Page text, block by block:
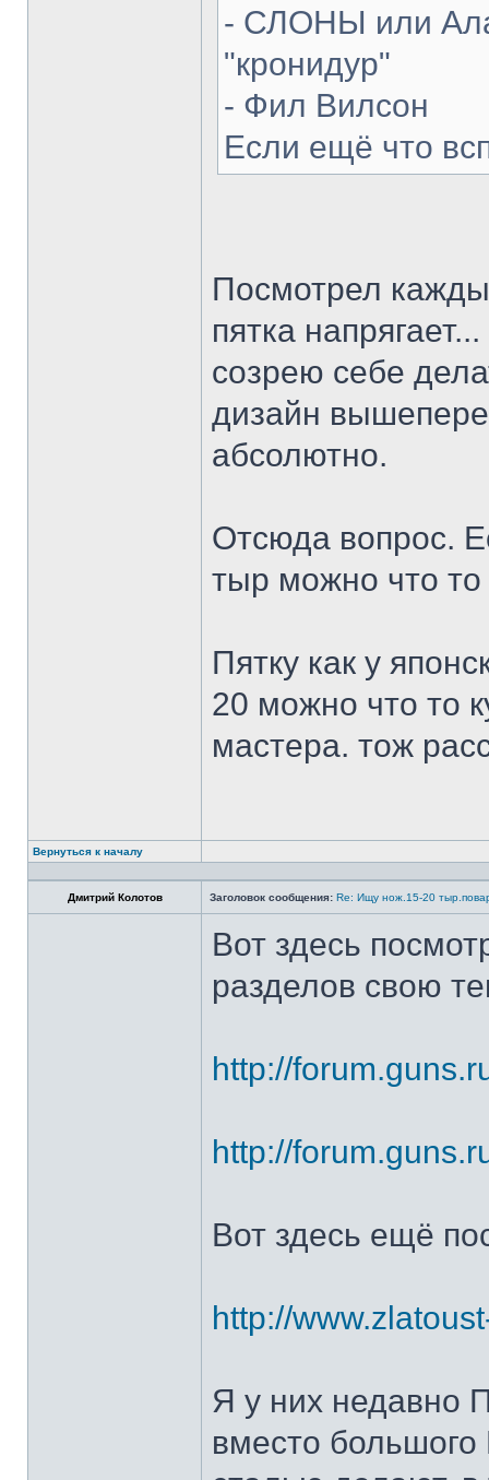
- СЛОНЫ или
"кронидур"
- Фил Вилсон
Если ещё что
Посмотрел
пятка
созрею себе
дизайн
абсолютно.
Отсюда вопрос.
тыр можно что
Пятку как у
20 можно что то
мастера. тож
Вернуться к началу
Дмитрий Колотов Заголовок сообщения: Re: Ищу нож.15-20
Вот здесь
разделов свою
http://
http://
Вот здесь ещё
http://
Я у них недавно
вместо